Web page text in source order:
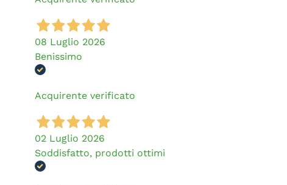
08 Luglio 2026
Benissimo
Acquirente verificato
02 Luglio 2026
Soddisfatto, prodotti ottimi